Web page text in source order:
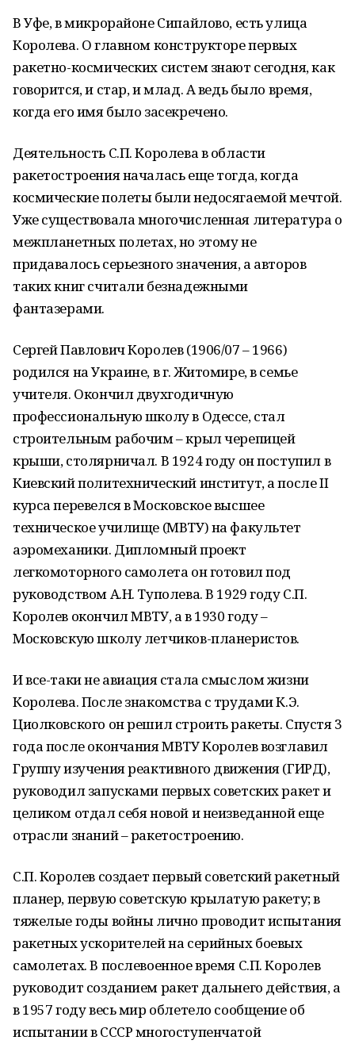
В Уфе, в микрорайоне Сипайлово, есть улица
Королева. О главном конструкторе первых
ракетно-космических систем знают сегодня, как
говорится, и стар, и млад. А ведь было время,
когда его имя было засекречено.
Деятельность С.П. Королева в области
ракетостроения началась еще тогда, когда
космические полеты были недосягаемой мечтой.
Уже существовала многочисленная литература о
межпланетных полетах, но этому не
придавалось серьезного значения, а авторов
таких книг считали безнадежными
фантазерами.
Сергей Павлович Королев (1906/07 – 1966)
родился на Украине, в г. Житомире, в семье
учителя. Окончил двухгодичную
профессиональную школу в Одессе, стал
строительным рабочим – крыл черепицей
крыши, столярничал. В 1924 году он поступил в
Киевский политехнический институт, а после II
курса перевелся в Московское высшее
техническое училище (МВТУ) на факультет
аэромеханики. Дипломный проект
легкомоторного самолета он готовил под
руководством А.Н. Туполева. В 1929 году С.П.
Королев окончил МВТУ, а в 1930 году –
Московскую школу летчиков-планеристов.
И все-таки не авиация стала смыслом жизни
Королева. После знакомства с трудами К.Э.
Циолковского он решил строить ракеты. Спустя 3
года после окончания МВТУ Королев возглавил
Группу изучения реактивного движения (ГИРД),
руководил запусками первых советских ракет и
целиком отдал себя новой и неизведанной еще
отрасли знаний – ракетостроению.
С.П. Королев создает первый советский ракетный
планер, первую советскую крылатую ракету; в
тяжелые годы войны лично проводит испытания
ракетных ускорителей на серийных боевых
самолетах. В послевоенное время С.П. Королев
руководит созданием ракет дальнего действия, а
в 1957 году весь мир облетело сообщение об
испытании в СССР многоступенчатой